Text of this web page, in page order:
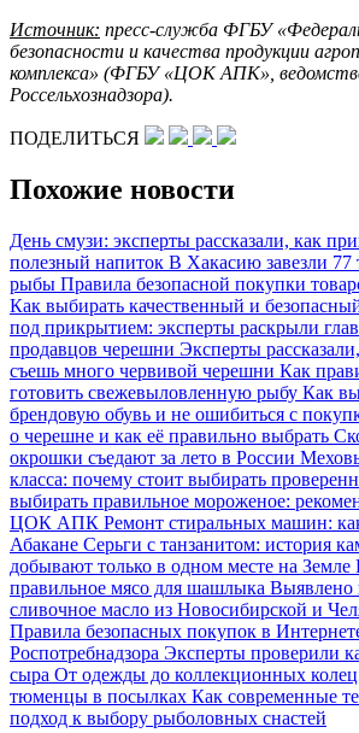
Источник: пресс-служба ФГБУ
безопасности и качества продукции
комплекса» (ФГБУ «ЦОК АПК»,
Россельхознадзора).
ПОДЕЛИТЬСЯ
Похожие новости
День смузи: эксперты рассказали, как
полезный напиток В Хакасию завезли 77
рыбы Правила безопасной покупки
Как выбирать качественный и
под прикрытием: эксперты раскрыли
продавцов черешни Эксперты
съешь много червивой черешни Как
готовить свежевыловленную рыбу Как
брендовую обувь и не ошибиться с
о черешне и как её правильно выбрать
окрошки съедают за лето в России
класса: почему стоит выбирать
выбирать правильное мороженое:
ЦОК АПК Ремонт стиральных машин: как
Абакане Серьги с танзанитом: история
добывают только в одном месте на Земле
правильное мясо для шашлыка Выявлено
сливочное масло из Новосибирской и
Правила безопасных покупок в
Роспотребнадзора Эксперты проверили
сыра От одежды до коллекционных
тюменцы в посылках Как современные
подход к выбору рыболовных снастей